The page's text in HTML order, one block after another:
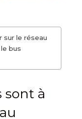
sur le réseau
bus
sont à